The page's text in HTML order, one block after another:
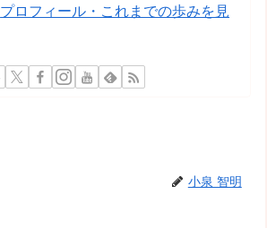
プロフィール・これまでの歩みを見
小泉 智明